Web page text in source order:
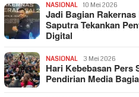
NASIONAL 10 Mei 2026
Jadi Bagian
Saputra Tekankan
Digital
NASIONAL 3 Mei 2026
Hari Kebebasan Pers
Pendirian Media